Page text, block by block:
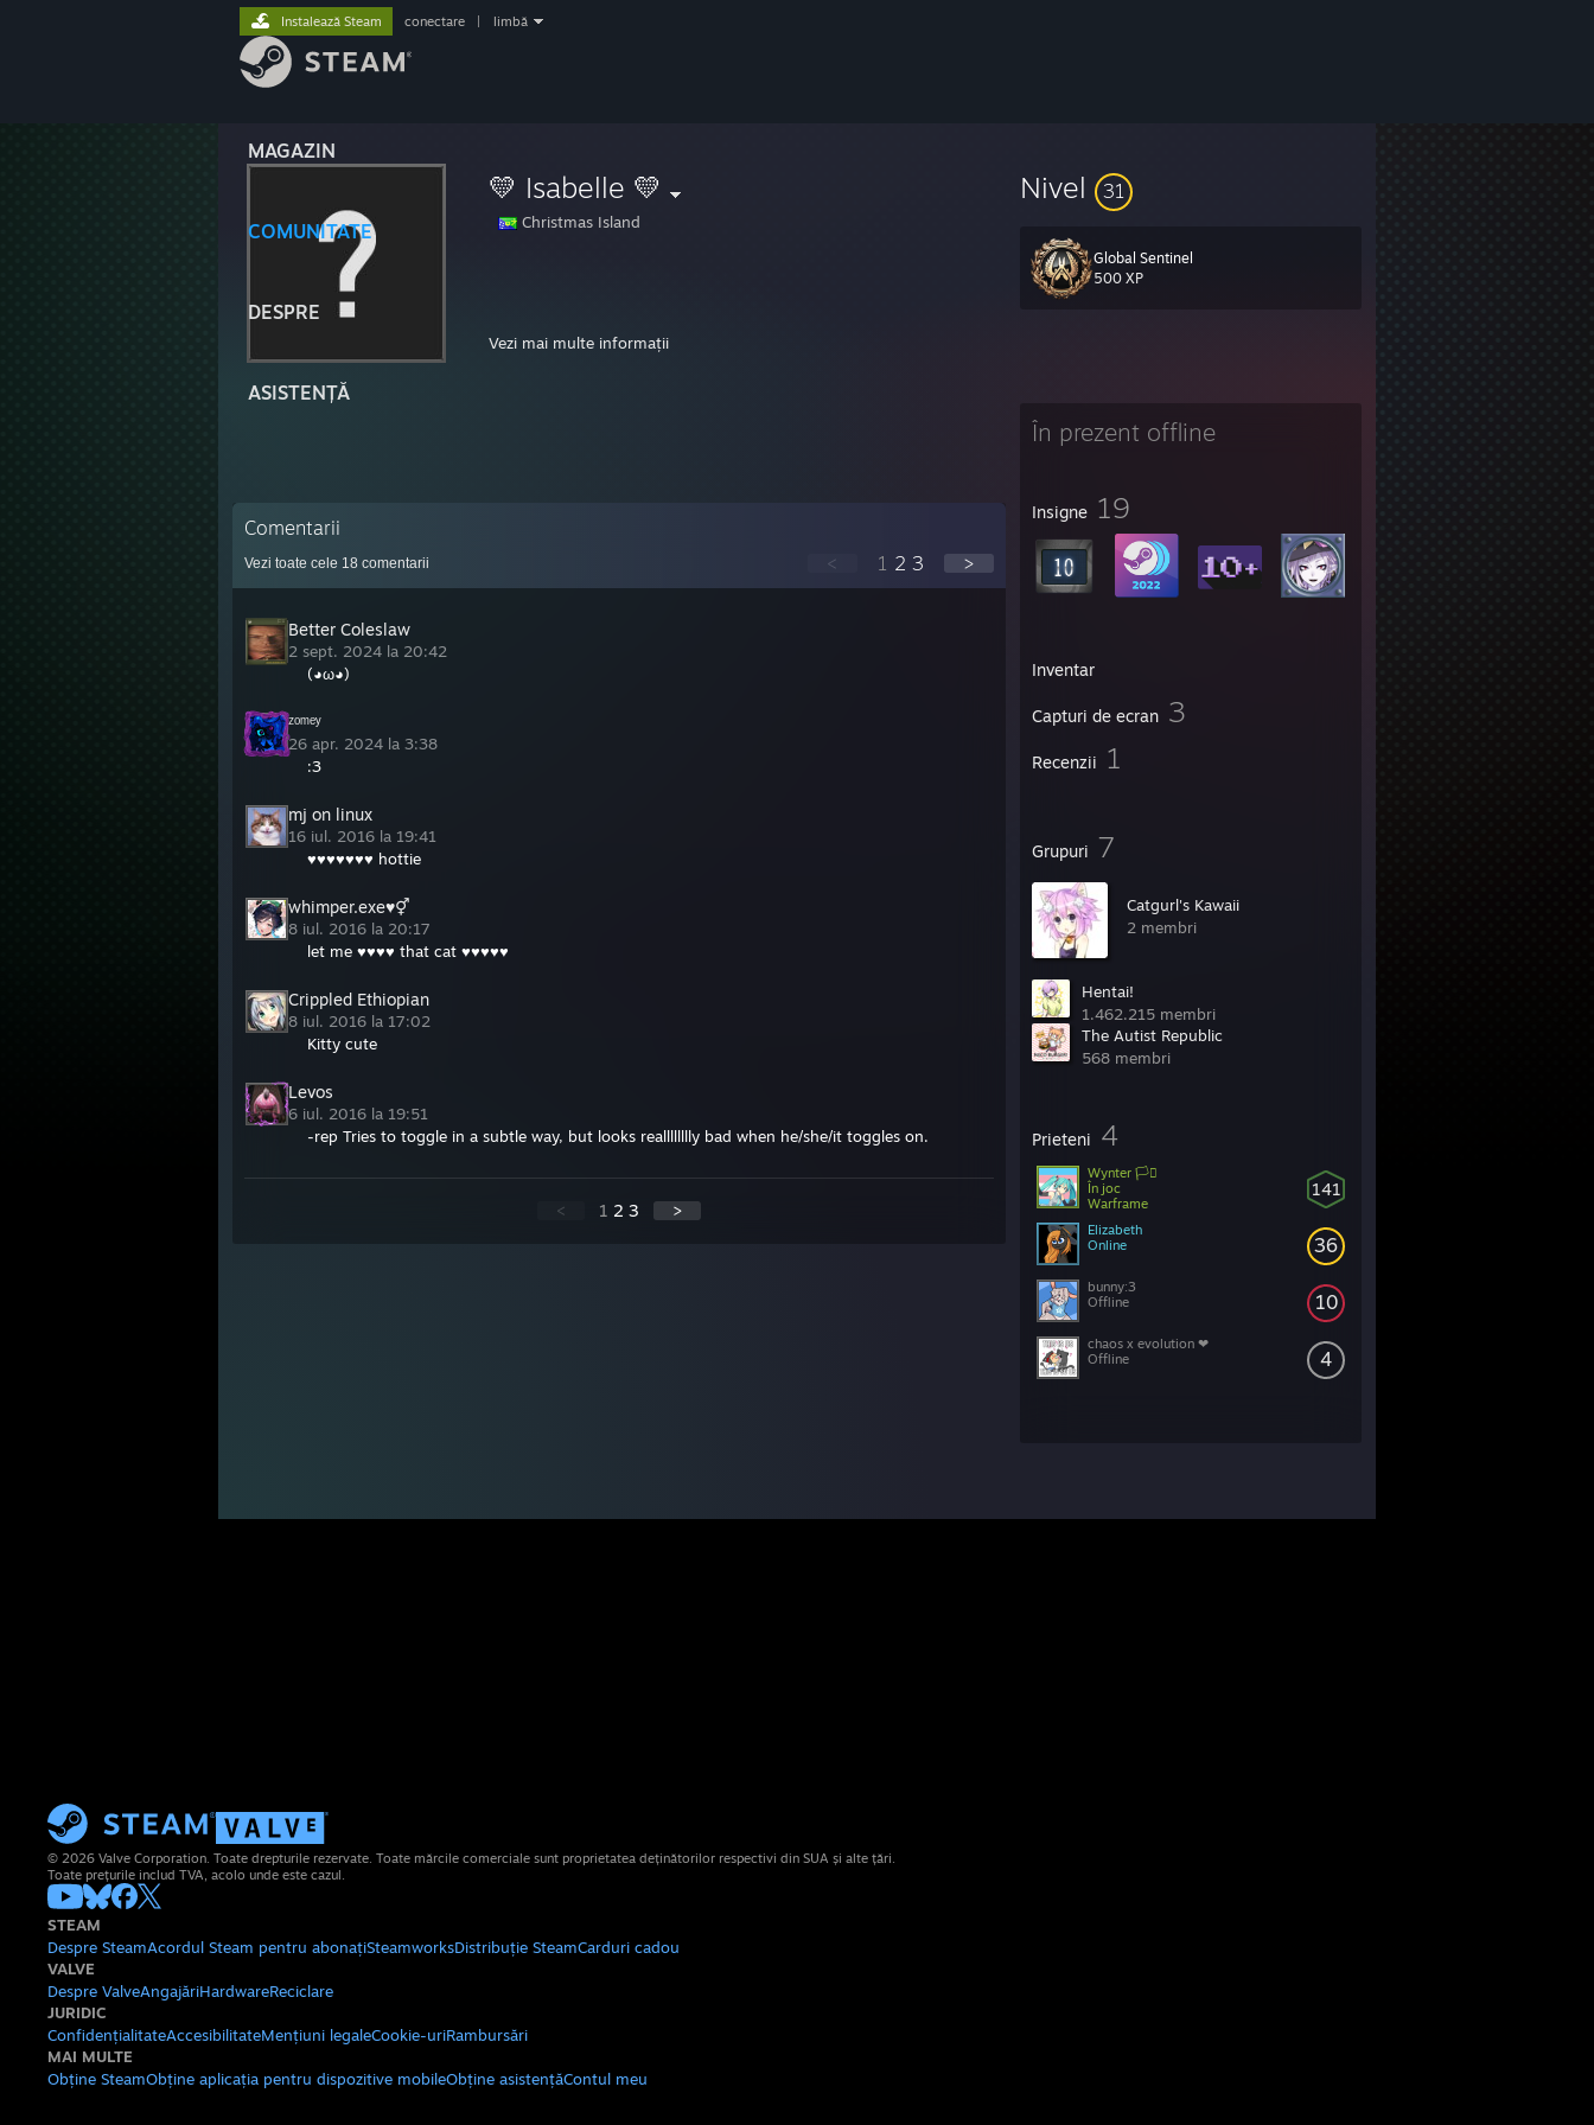
MAGAZIN
COMUNITATE
DESPRE
ASISTENȚĂ
Instalează Steam conectare limbă
💛 Isabelle 💛
Christmas Island
12:19 AM - catgurl: i have so much\
Vezi mai multe informații
Nivel 31
Global Sentinel
500 XP
În prezent offline
Insigne 19
Inventar
Capturi de ecran 3
Recenzii 1
Grupuri 7
Catgurl's Kawaii
2 membri
Hentai!
1.462.215 membri
The Autist Republic
568 membri
Prieteni 4
141
Wynter 🏳️‍⚧
În joc
Warframe
36
Elizabeth
Online
10
bunny:3
Offline
4
chaos x evolution ❤
Offline
Comentarii
Vezi toate cele 18 comentarii < 1 2 3 >
Better Coleslaw
2 sept. 2024 la 20:42
(◕ω◕)
ᶻᵒᵐᵉʸ
26 apr. 2024 la 3:38
:3
mj on linux
16 iul. 2016 la 19:41
♥♥♥♥♥♥♥ hottie
whimper.exe♥⚥
8 iul. 2016 la 20:17
let me ♥♥♥♥ that cat ♥♥♥♥♥
Crippled Ethiopian
8 iul. 2016 la 17:02
Kitty cute
Levos
6 iul. 2016 la 19:51
-rep Tries to toggle in a subtle way, but looks realllllllly bad when he/she/it toggles on.
< 1 2 3 >
© 2026 Valve Corporation. Toate drepturile rezervate. Toate mărcile comerciale sunt proprietatea deținătorilor respectivi din SUA și alte țări.
Toate prețurile includ TVA, acolo unde este cazul.
STEAM
Despre SteamAcordul Steam pentru abonațiSteamworksDistribuție SteamCarduri cadou
VALVE
Despre ValveAngajăriHardwareReciclare
JURIDIC
ConfidențialitateAccesibilitateMențiuni legaleCookie-uriRambursări
MAI MULTE
Obține SteamObține aplicația pentru dispozitive mobileObține asistențăContul meu